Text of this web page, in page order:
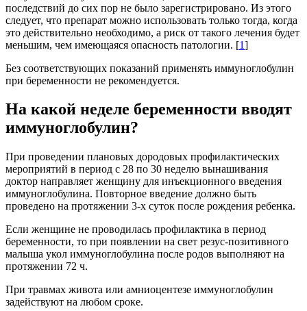
последствий до сих пор не было зарегистрировано. Из этого
следует, что препарат можно использовать только тогда, когда
это действительно необходимо, а риск от такого лечения будет
меньшим, чем имеющаяся опасность патологии. [1]
Без соответствующих показаний применять иммуноглобулин
при беременности не рекомендуется.
На какой неделе беременности вводят
иммуноглобулин?
При проведении плановых дородовых профилактических
мероприятий в период с 28 по 30 неделю вынашивания
доктор направляет женщину для инъекционного введения
иммуноглобулина. Повторное введение должно быть
проведено на протяжении 3-х суток после рождения ребенка.
Если женщине не проводилась профилактика в период
беременности, то при появлении на свет резус-позитивного
малыша укол иммуноглобулина после родов выполняют на
протяжении 72 ч.
При травмах живота или амниоцентезе иммуноглобулин
задействуют на любом сроке.